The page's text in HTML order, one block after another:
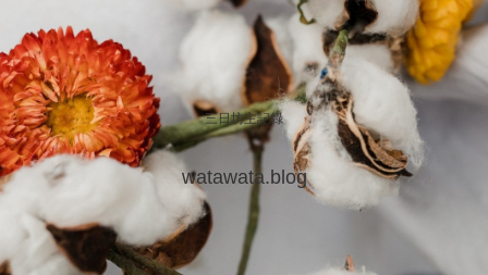
三日坊主記録
watawata.blog